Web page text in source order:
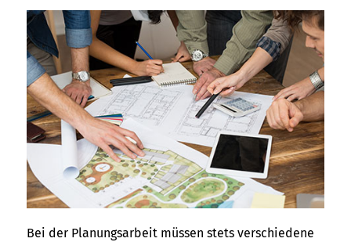
Bei der Planungsarbeit müssen stets verschiedene